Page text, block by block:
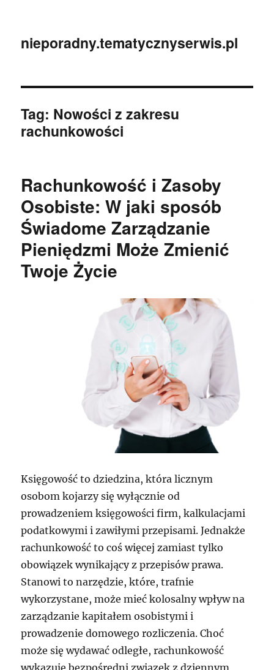
nieporadny.tematycznyserwis.pl
Tag: Nowości z zakresu
rachunkowości
Rachunkowość i Zasoby
Osobiste: W jaki sposób
Świadome Zarządzanie
Pieniędzmi Może Zmienić
Twoje Życie
Księgowość to dziedzina, która licznym
osobom kojarzy się wyłącznie od
prowadzeniem księgowości firm, kalkulacjami
podatkowymi i zawiłymi przepisami. Jednakże
rachunkowość to coś więcej zamiast tylko
obowiązek wynikający z przepisów prawa.
Stanowi to narzędzie, które, trafnie
wykorzystane, może mieć kolosalny wpływ na
zarządzanie kapitałem osobistymi i
prowadzenie domowego rozliczenia. Choć
może się wydawać odległe, rachunkowość
wykazuje bezpośredni związek z dziennym